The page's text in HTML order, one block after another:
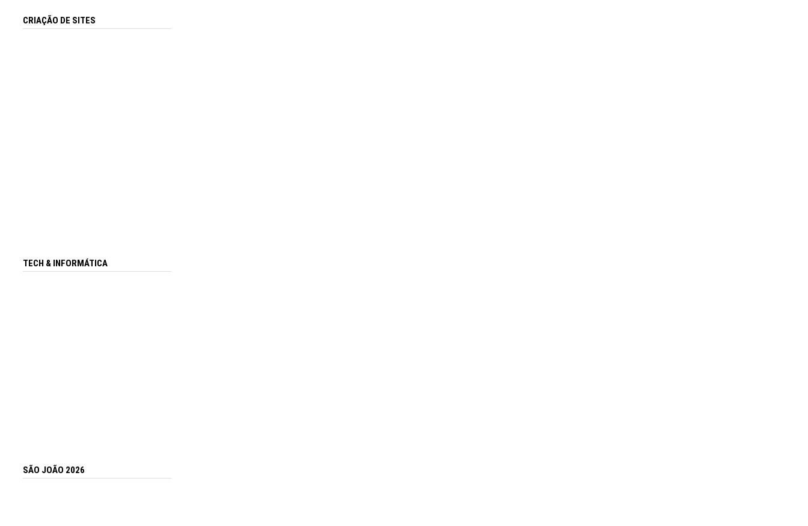
CRIAÇÃO DE SITES
TECH & INFORMÁTICA
SÃO JOÃO 2026